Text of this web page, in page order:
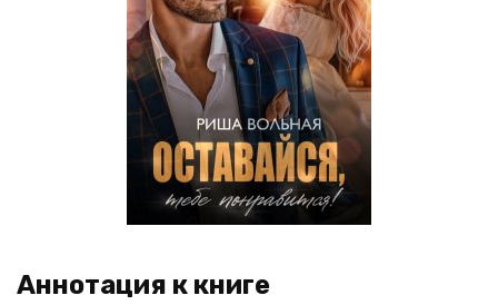
Аннотация к книге